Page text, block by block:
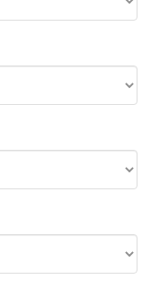
セン
850